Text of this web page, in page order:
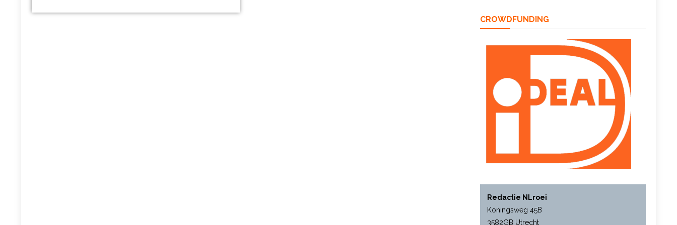
CROWDFUNDING
Redactie NLroei
Koningsweg 45B
3582GB Utrecht